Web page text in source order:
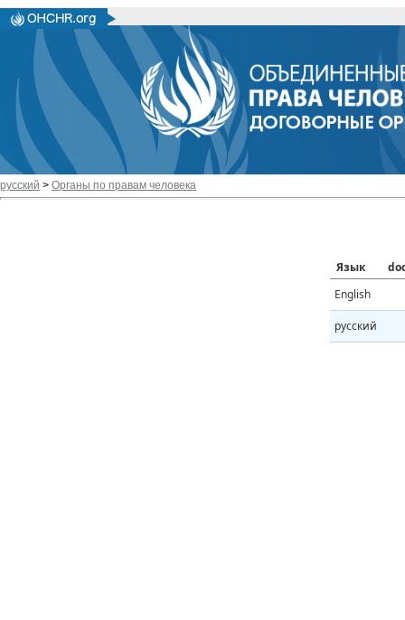
русский > Органы по правам человека
Язык
English
русский